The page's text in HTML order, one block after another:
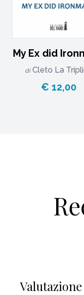
My Ex did
di Cleto La
€ 12,00